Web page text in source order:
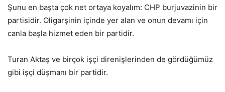
Şunu en başta çok net ortaya koyalım: CHP burjuvazinin bir
partisidir. Oligarşinin içinde yer alan ve onun devamı için
canla başla hizmet eden bir partidir.
Turan Aktaş ve birçok işçi direnişlerinden de gördüğümüz
gibi işçi düşmanı bir partidir.